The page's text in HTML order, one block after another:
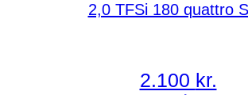
2,0 TFSi 180 quattro
2.100 kr.